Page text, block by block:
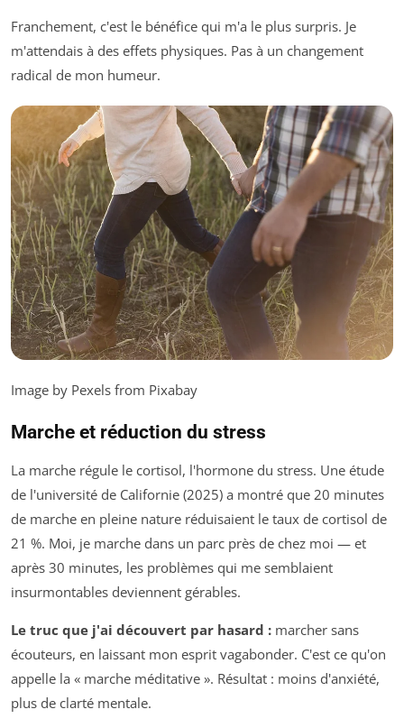
Franchement, c'est le bénéfice qui m'a le plus surpris. Je
m'attendais à des effets physiques. Pas à un changement
radical de mon humeur.
Image by Pexels from Pixabay
Marche et réduction du stress
La marche régule le cortisol, l'hormone du stress. Une étude
de l'université de Californie (2025) a montré que 20 minutes
de marche en pleine nature réduisaient le taux de cortisol de
21 %. Moi, je marche dans un parc près de chez moi — et
après 30 minutes, les problèmes qui me semblaient
insurmontables deviennent gérables.
Le truc que j'ai découvert par hasard : marcher sans
écouteurs, en laissant mon esprit vagabonder. C'est ce qu'on
appelle la « marche méditative ». Résultat : moins d'anxiété,
plus de clarté mentale.